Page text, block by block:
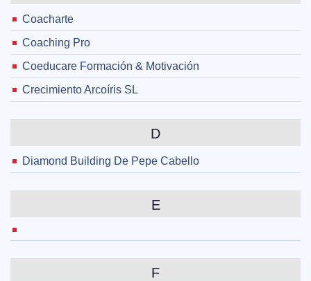
Coacharte
Coaching Pro
Coeducare Formación & Motivación
Crecimiento Arcoíris SL
D
Diamond Building De Pepe Cabello
E
F